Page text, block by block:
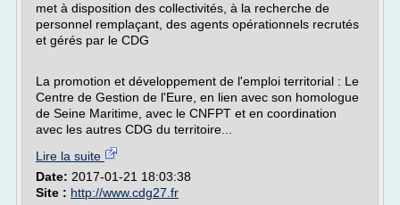
met à disposition des collectivités, à la recherche de
personnel remplaçant, des agents opérationnels recrutés
et gérés par le CDG
La promotion et développement de l'emploi territorial : Le
Centre de Gestion de l'Eure, en lien avec son homologue
de Seine Maritime, avec le CNFPT et en coordination
avec les autres CDG du territoire...
Lire la suite
Date: 2017-01-21 18:03:38
Site : http://www.cdg27.fr